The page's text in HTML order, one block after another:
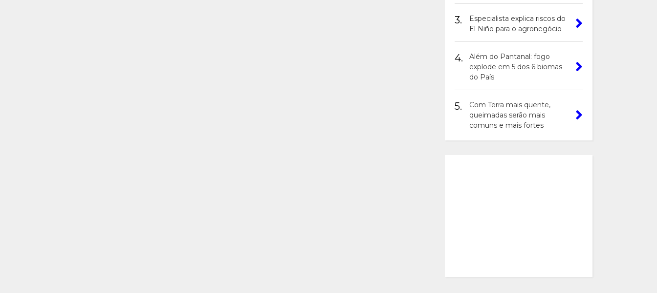
3.
Especialista explica riscos do
El Niño para o agronegócio
4.
Além do Pantanal: fogo
explode em 5 dos 6 biomas
do País
5.
Com Terra mais quente,
queimadas serão mais
comuns e mais fortes